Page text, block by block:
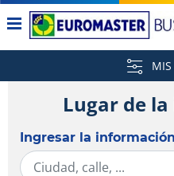
MIS
Lugar de
Ingresar la